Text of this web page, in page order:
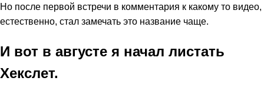
Но после первой встречи в комментария к какому то видео,
естественно, стал замечать это название чаще.
И вот в августе я начал листать
Хекслет.